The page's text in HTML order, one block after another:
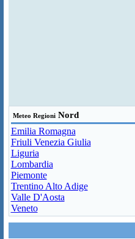
Meteo RegioniNord
Emilia Romagna
Friuli Venezia Giulia
Liguria
Lombardia
Piemonte
Trentino Alto Adige
Valle D'Aosta
Veneto